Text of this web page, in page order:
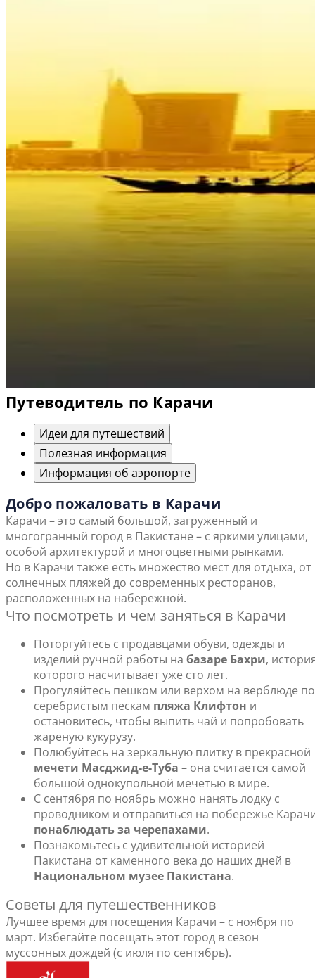
Путеводитель по Карачи
Идеи для путешествий
Полезная информация
Информация об аэропорте
Добро пожаловать в Карачи
Карачи – это самый большой, загруженный и
многогранный город в Пакистане – с яркими улицами,
особой архитектурой и многоцветными рынками.
Но в Карачи также есть множество мест для отдыха, от
солнечных пляжей до современных ресторанов,
расположенных на набережной.
Что посмотреть и чем заняться в Карачи
Поторгуйтесь с продавцами обуви, одежды и
изделий ручной работы на базаре Бахри,
которого насчитывает уже сто лет.
Прогуляйтесь пешком или верхом на верблюде по
серебристым пескам пляжа Клифтон и
остановитесь, чтобы выпить чай и попробовать
жареную кукурузу.
Полюбуйтесь на зеркальную плитку в прекрасной
мечети Масджид-е-Туба – она считается самой
большой однокупольной мечетью в мире.
С сентября по ноябрь можно нанять лодку с
проводником и отправиться на побережье
понаблюдать за черепахами.
Познакомьтесь с удивительной историей
Пакистана от каменного века до наших дней в
Национальном музее Пакистана.
Советы для путешественников
Лучшее время для посещения Карачи – с ноября по
март. Избегайте посещать этот город в сезон
муссонных дождей (с июля по сентябрь).